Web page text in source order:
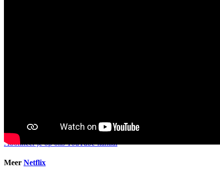
Abonneer je op ons YouTube-kanaal
Meer Netflix